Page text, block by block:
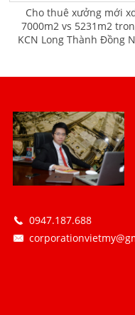
Cho thuê xưởng mới
7000m2 vs 5231m2
KCN Long Thành Đồng
0947.187.688